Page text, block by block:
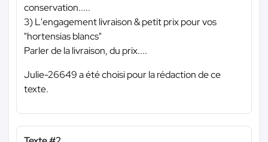
conservation.....
3) L'engagement livraison & petit prix pour vos
"hortensias blancs"
Parler de la livraison, du prix....
Julie-26649 a été choisi pour la rédaction de ce
texte.